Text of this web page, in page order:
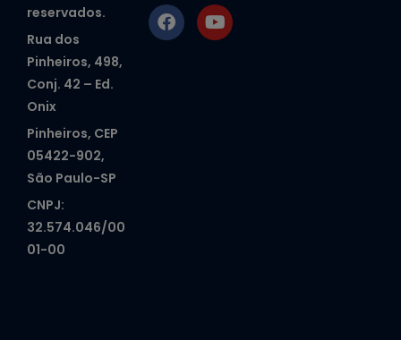
reservados.
Rua dos
Pinheiros, 498,
Conj. 42 – Ed.
Onix
Pinheiros, CEP
05422-902,
São Paulo-SP
CNPJ:
32.574.046/00
01-00